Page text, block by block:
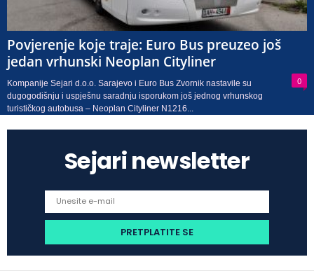
Povjerenje koje traje: Euro Bus preuzeo još
jedan vrhunski Neoplan Cityliner
0
Kompanije Sejari d.o.o. Sarajevo i Euro Bus Zvornik nastavile su
dugogodišnju i uspješnu saradnju isporukom još jednog vrhunskog
turističkog autobusa – Neoplan Cityliner N1216...
Sejari newsletter